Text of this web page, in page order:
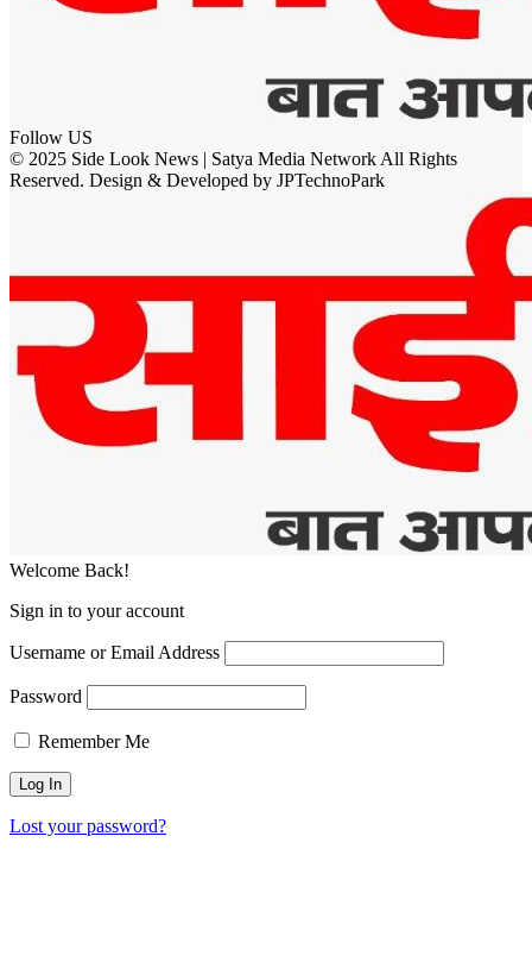
Follow US
© 2025 Side Look News | Satya Media Network All Rights
Reserved. Design & Developed by JPTechnoPark
Welcome Back!
Sign in to your account
Username or Email Address
Password
Remember Me
Lost your password?